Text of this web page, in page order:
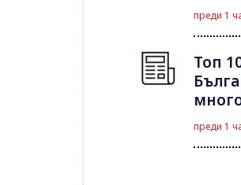
преди 1
Топ
преди 1